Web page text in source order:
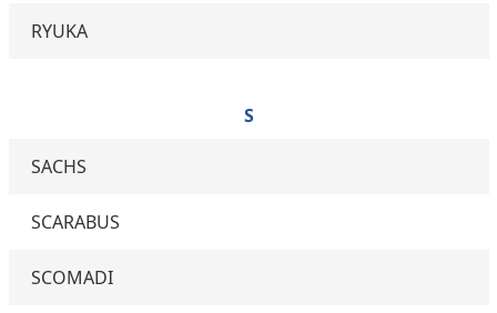
RYUKA
S
SACHS
SCARABUS
SCOMADI